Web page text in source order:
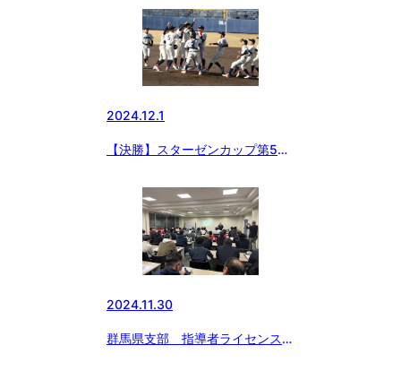
2024.12.1
【決勝】スターゼンカップ第55
2024.11.30
群馬県支部 指導者ライセンス講